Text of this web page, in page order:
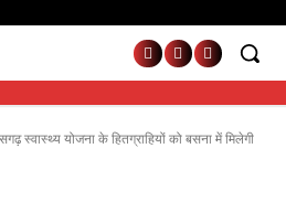
स्वास्थ्य योजना के हितग्राहियों को बसना में मिलेगी